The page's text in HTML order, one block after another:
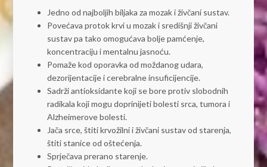
Jedno od najboljih biljaka za mozak i živčani sustav.
Povećava protok krvi u mozak i središnji živčani
sustav pa tako omogućava bolje pamćenje,
koncentraciju i mentalnu jasnoću.
Pomaže kod oporavka od moždanog udara,
dezorijentacije i cerebralne insuficijencije.
Sadrži antioksidante koji se bore protiv slobodnih
radikala koji mogu doprinijeti bolesti srca, tumora i
Alzheimerove bolesti.
Jača srce, štiti krvožilni i živčani sustav od starenja,
štiti stanice od oštećenja.
Sprječava prerano starenje.